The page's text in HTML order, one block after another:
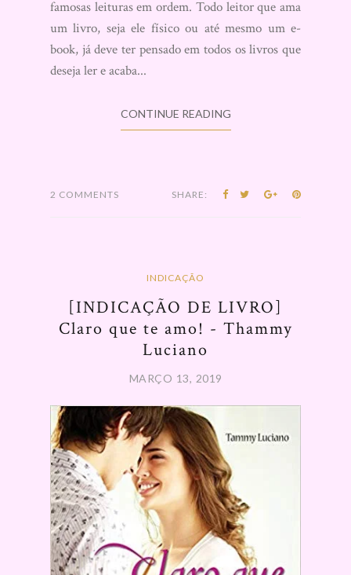
famosas leituras em ordem. Todo leitor que ama
um livro, seja ele físico ou até mesmo um e-
book, já deve ter pensado em todos os livros que
deseja ler e acaba...
CONTINUE READING
2 COMMENTS SHARE:
INDICAÇÃO
[INDICAÇÃO DE LIVRO]
Claro que te amo! - Thammy
Luciano
MARÇO 13, 2019